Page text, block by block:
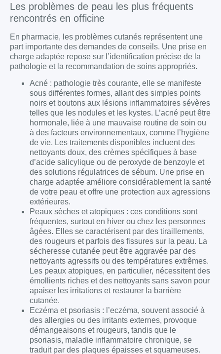
Les problèmes de peau les plus fréquents
rencontrés en officine
En pharmacie, les problèmes cutanés représentent une
part importante des demandes de conseils. Une prise en
charge adaptée repose sur l’identification précise de la
pathologie et la recommandation de soins appropriés.
Acné : pathologie très courante, elle se manifeste
sous différentes formes, allant des simples points
noirs et boutons aux lésions inflammatoires sévères
telles que les nodules et les kystes. L’acné peut être
hormonale, liée à une mauvaise routine de soin ou
à des facteurs environnementaux, comme l’hygiène
de vie. Les traitements disponibles incluent des
nettoyants doux, des crèmes spécifiques à base
d’acide salicylique ou de peroxyde de benzoyle et
des solutions régulatrices de sébum. Une prise en
charge adaptée améliore considérablement la santé
de votre peau et offre une protection aux agressions
extérieures.
Peaux sèches et atopiques : ces conditions sont
fréquentes, surtout en hiver ou chez les personnes
âgées. Elles se caractérisent par des tiraillements,
des rougeurs et parfois des fissures sur la peau. La
sécheresse cutanée peut être aggravée par des
nettoyants agressifs ou des températures extrêmes.
Les peaux atopiques, en particulier, nécessitent des
émollients riches et des nettoyants sans savon pour
apaiser les irritations et restaurer la barrière
cutanée.
Eczéma et psoriasis : l’eczéma, souvent associé à
des allergies ou des irritants externes, provoque
démangeaisons et rougeurs, tandis que le
psoriasis, maladie inflammatoire chronique, se
traduit par des plaques épaisses et squameuses.